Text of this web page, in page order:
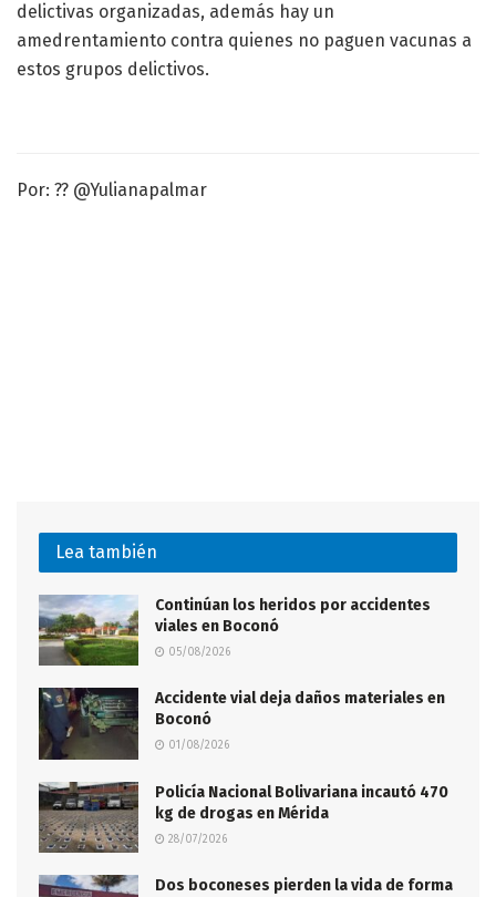
delictivas organizadas, además hay un
amedrentamiento contra quienes no paguen vacunas a
estos grupos delictivos.
Por: ?? @Yulianapalmar
Lea también
Continúan los heridos por accidentes
viales en Boconó
05/08/2026
Accidente vial deja daños materiales en
Boconó
01/08/2026
Policía Nacional Bolivariana incautó 470
kg de drogas en Mérida
28/07/2026
Dos boconeses pierden la vida de forma